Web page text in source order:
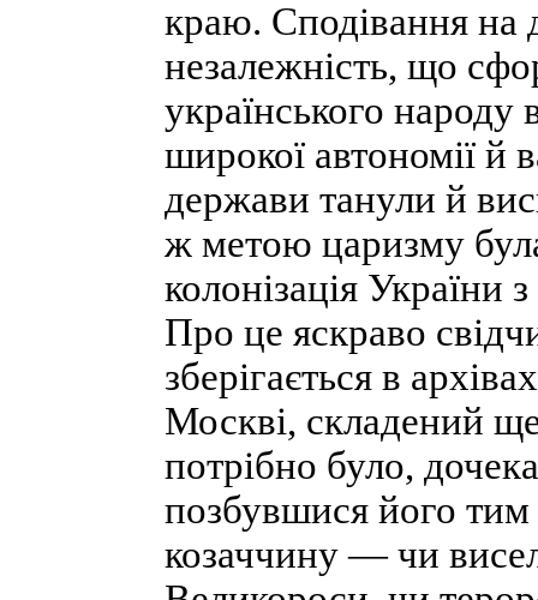
краю. Сподівання на
незалежність, що
українського народу
широкої автономії й
держави танули й
ж метою царизму була
колонізація України
Про це яскраво
зберігається в
Москві, складений
потрібно було,
позбувшися його
козаччину — чи